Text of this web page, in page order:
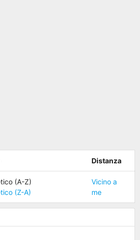
Distanza
(A-Z)
(Z-A)
Vicino a
me